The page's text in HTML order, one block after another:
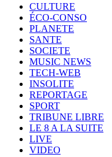
CULTURE
ÉCO-CONSO
PLANETE
SANTE
SOCIETE
MUSIC NEWS
TECH-WEB
INSOLITE
REPORTAGE
SPORT
TRIBUNE LIBRE
LE 8 A LA SUITE
LIVE
VIDEO